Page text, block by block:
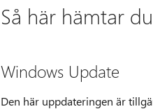
Så här hämtar
Windows Update
Den här uppdateringen är